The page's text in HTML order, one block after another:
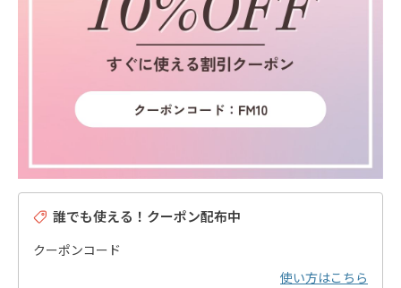
誰でも使える！クーポン配布中
クーポンコード
使い方はこちら